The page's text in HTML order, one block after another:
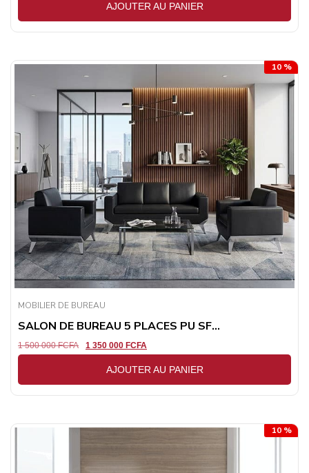
AJOUTER AU PANIER
10 %
MOBILIER DE BUREAU
SALON DE BUREAU 5 PLACES PU SF...
1 500 000FCFA 1 350 000 FCFA
AJOUTER AU PANIER
10 %